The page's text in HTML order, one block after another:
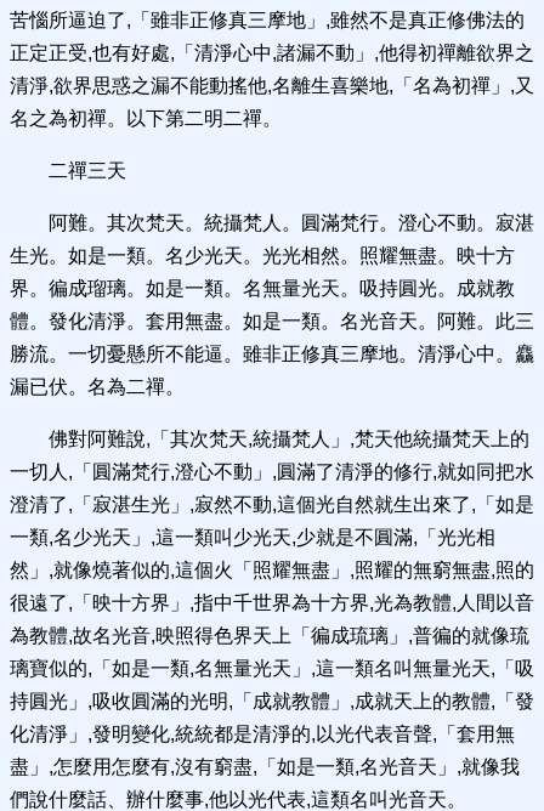
苦惱所逼迫了,「雖非正修真三摩地」,雖然不是真正修佛法的
正定正受,也有好處,「清淨心中,諸漏不動」,他得初禪離欲界之
清淨,欲界思惑之漏不能動搖他,名離生喜樂地,「名為初禪」,又
名之為初禪。以下第二明二禪。
二禪三天
阿難。其次梵天。統攝梵人。圓滿梵行。澄心不動。寂湛
生光。如是一類。名少光天。光光相然。照耀無盡。映十方
界。徧成瑠璃。如是一類。名無量光天。吸持圓光。成就教
體。發化清淨。套用無盡。如是一類。名光音天。阿難。此三
勝流。一切憂懸所不能逼。雖非正修真三摩地。清淨心中。麤
漏已伏。名為二禪。
佛對阿難說,「其次梵天,統攝梵人」,梵天他統攝梵天上的
一切人,「圓滿梵行,澄心不動」,圓滿了清淨的修行,就如同把水
澄清了,「寂湛生光」,寂然不動,這個光自然就生出來了,「如是
一類,名少光天」,這一類叫少光天,少就是不圓滿,「光光相
然」,就像燒著似的,這個火「照耀無盡」,照耀的無窮無盡,照的
很遠了,「映十方界」,指中千世界為十方界,光為教體,人間以音
為教體,故名光音,映照得色界天上「徧成琉璃」,普徧的就像琉
璃寶似的,「如是一類,名無量光天」,這一類名叫無量光天,「吸
持圓光」,吸收圓滿的光明,「成就教體」,成就天上的教體,「發
化清淨」,發明變化,統統都是清淨的,以光代表音聲,「套用無
盡」,怎麼用怎麼有,沒有窮盡,「如是一類,名光音天」,就像我
們說什麼話、辦什麼事,他以光代表,這類名叫光音天。